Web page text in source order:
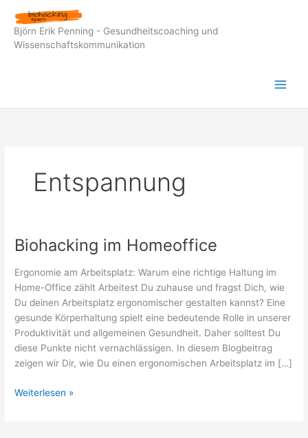
Inhalt
springen
Björn Erik Penning - Gesundheitscoaching und
Wissenschaftskommunikation
Entspannung
Biohacking im Homeoffice
Ergonomie am Arbeitsplatz: Warum eine richtige Haltung im
Home-Office zählt Arbeitest Du zuhause und fragst Dich, wie
Du deinen Arbeitsplatz ergonomischer gestalten kannst? Eine
gesunde Körperhaltung spielt eine bedeutende Rolle in unserer
Produktivität und allgemeinen Gesundheit. Daher solltest Du
diese Punkte nicht vernachlässigen. In diesem Blogbeitrag
zeigen wir Dir, wie Du einen ergonomischen Arbeitsplatz im […]
Biohacking
Weiterlesen »